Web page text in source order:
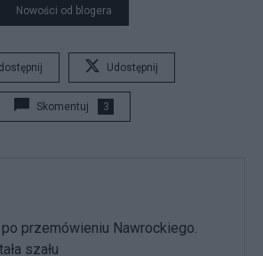
Nowości od blogera
Udostępnij
Skomentuj 3
przemówieniu Nawrockiego.
szału